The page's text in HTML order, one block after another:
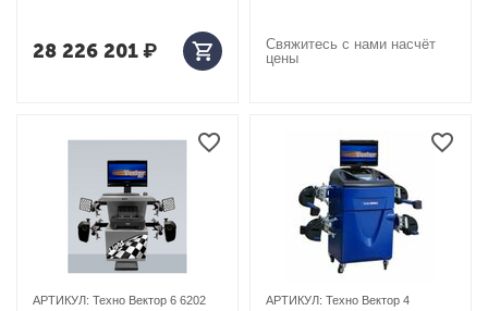
28 226 201₽
Свяжитесь с нами насчёт
цены
АРТИКУЛ: Техно Вектор 6 6202 АРТИКУЛ: Техно Вектор 4